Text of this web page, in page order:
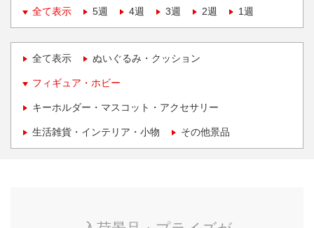
全て表示
5週 4週 3週 2週 1週
全て表示 ぬいぐるみ・クッション
フィギュア・ホビー
キーホルダー・マスコット・アクセサリー
生活雑貨・インテリア・小物 その他景品